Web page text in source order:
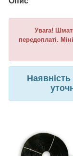
Увага!
передоплаті.